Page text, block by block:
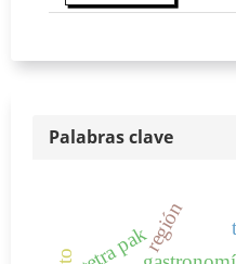
Palabras clave
región
tetra pak